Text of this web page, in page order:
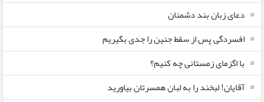
دعای زبان بند دشمنان
افسردگی پس از سقط جنین را جدی بگیریم
با اگزمای زمستانی چه کنیم؟
آقایان! لبخند را به لبان همسرتان بیاورید